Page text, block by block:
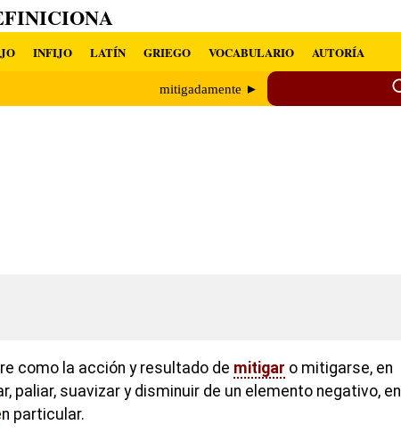
INFIJO LATÍN GRIEGO VOCABULARIO AUTORÍA
mitigadamente ►
como la acción y resultado de mitigar o mitigarse, en
paliar, suavizar y disminuir de un elemento negativo, en
particular.